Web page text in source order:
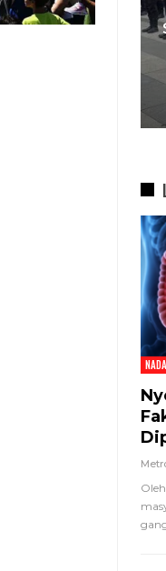
Satukan
Sekolah,
Bandung
NADA